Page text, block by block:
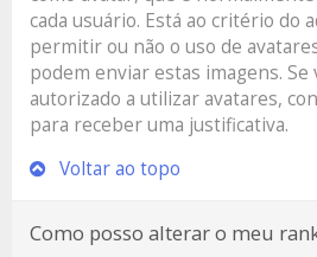
cada usuário. Está ao critério do
permitir ou não o uso de
podem enviar estas imagens. Se
autorizado a utilizar avatares,
para receber uma justificativa.
Voltar ao topo
Como posso alterar o meu